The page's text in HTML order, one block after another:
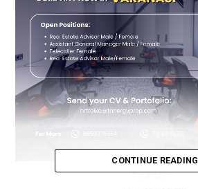
Loading...
CONTINUE READING